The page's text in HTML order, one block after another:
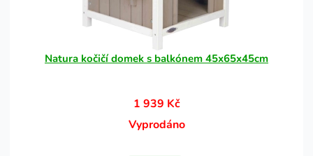
Natura kočičí domek s balkónem 45x65x45cm
1 939 Kč
Vyprodáno